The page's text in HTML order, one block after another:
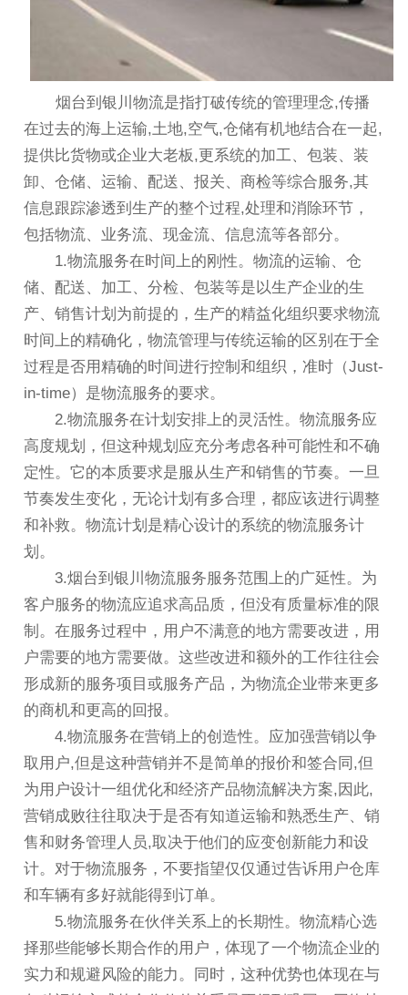
烟台到银川物流是指打破传统的管理理念,传播
在过去的海上运输,土地,空气,仓储有机地结合在一起,
提供比货物或企业大老板,更系统的加工、包装、装
卸、仓储、运输、配送、报关、商检等综合服务,其
信息跟踪渗透到生产的整个过程,处理和消除环节，
包括物流、业务流、现金流、信息流等各部分。
1.物流服务在时间上的刚性。物流的运输、仓
储、配送、加工、分检、包装等是以生产企业的生
产、销售计划为前提的，生产的精益化组织要求物流
时间上的精确化，物流管理与传统运输的区别在于全
过程是否用精确的时间进行控制和组织，准时（Just-
in-time）是物流服务的要求。
2.物流服务在计划安排上的灵活性。物流服务应
高度规划，但这种规划应充分考虑各种可能性和不确
定性。它的本质要求是服从生产和销售的节奏。一旦
节奏发生变化，无论计划有多合理，都应该进行调整
和补救。物流计划是精心设计的系统的物流服务计
划。
3.烟台到银川物流服务服务范围上的广延性。为
客户服务的物流应追求高品质，但没有质量标准的限
制。在服务过程中，用户不满意的地方需要改进，用
户需要的地方需要做。这些改进和额外的工作往往会
形成新的服务项目或服务产品，为物流企业带来更多
的商机和更高的回报。
4.物流服务在营销上的创造性。应加强营销以争
取用户,但是这种营销并不是简单的报价和签合同,但
为用户设计一组优化和经济产品物流解决方案,因此,
营销成败往往取决于是否有知道运输和熟悉生产、销
售和财务管理人员,取决于他们的应变创新能力和设
计。对于物流服务，不要指望仅仅通过告诉用户仓库
和车辆有多好就能得到订单。
5.物流服务在伙伴关系上的长期性。物流精心选
择那些能够长期合作的用户，体现了一个物流企业的
实力和规避风险的能力。同时，这种优势也体现在与